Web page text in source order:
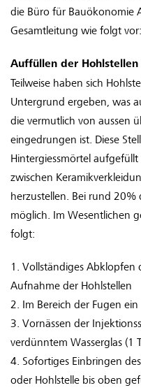
die Büro für Bauökonomie
Gesamtleitung wie folgt vor:
Auffüllen der
Teilweise haben sich
Untergrund ergeben, was
die vermutlich von aussen
eingedrungen ist. Diese
Hintergiessmörtel
zwischen
herzustellen. Bei rund 20%
möglich. Im Wesentlichen
folgt:
1. Vollständiges Abklopfen
Aufnahme der Hohlstellen
2. Im Bereich der Fugen
3. Vornässen der
verdünntem Wasserglas (1
4. Sofortiges Einbringen
oder Hohlstelle bis oben